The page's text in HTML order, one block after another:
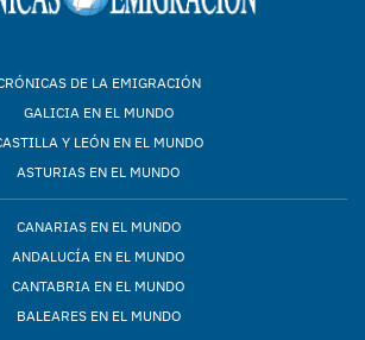
DE LA EMIGRACIÓN
GALICIA EN EL MUNDO
Y LEÓN EN EL MUNDO
ASTURIAS EN EL MUNDO
CANARIAS EN EL MUNDO
ANDALUCÍA EN EL MUNDO
CANTABRIA EN EL MUNDO
BALEARES EN EL MUNDO